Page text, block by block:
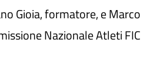
Gioia, formatore, e Marco
Nazionale Atleti FIC